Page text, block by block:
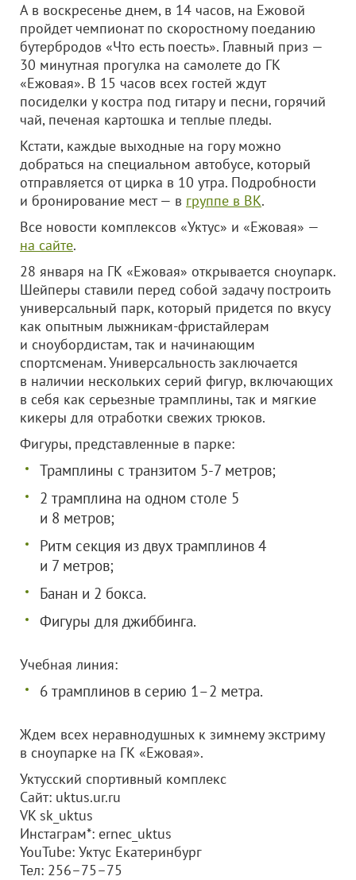
А в воскресенье днем, в 14 часов, на Ежовой
пройдет чемпионат по скоростному поеданию
бутербродов «Что есть поесть». Главный приз —
30 минутная прогулка на самолете до ГК
«Ежовая». В 15 часов всех гостей ждут
посиделки у костра под гитару и песни, горячий
чай, печеная картошка и теплые пледы.
Кстати, каждые выходные на гору можно
добраться на специальном автобусе, который
отправляется от цирка в 10 утра. Подробности
и бронирование мест — в группе в ВК.
Все новости комплексов «Уктус» и «Ежовая» —
на сайте.
28 января на ГК «Ежовая» открывается сноупарк.
Шейперы ставили перед собой задачу построить
универсальный парк, который придется по вкусу
как опытным лыжникам-фристайлерам
и сноубордистам, так и начинающим
спортсменам. Универсальность заключается
в наличии нескольких серий фигур, включающих
в себя как серьезные трамплины, так и мягкие
кикеры для отработки свежих трюков.
Фигуры, представленные в парке:
Трамплины с транзитом 5-7 метров;
2 трамплина на одном столе 5
и 8 метров;
Ритм секция из двух трамплинов 4
и 7 метров;
Банан и 2 бокса.
Фигуры для джиббинга.
Учебная линия:
6 трамплинов в серию 1–2 метра.
Ждем всех неравнодушных к зимнему экстриму
в сноупарке на ГК «Ежовая».
Уктусский спортивный комплекс
Сайт: uktus.ur.ru
VK sk_uktus
Инстаграм*: ernec_uktus
YouTube: Уктус Екатеринбург
Тел: 256–75–75